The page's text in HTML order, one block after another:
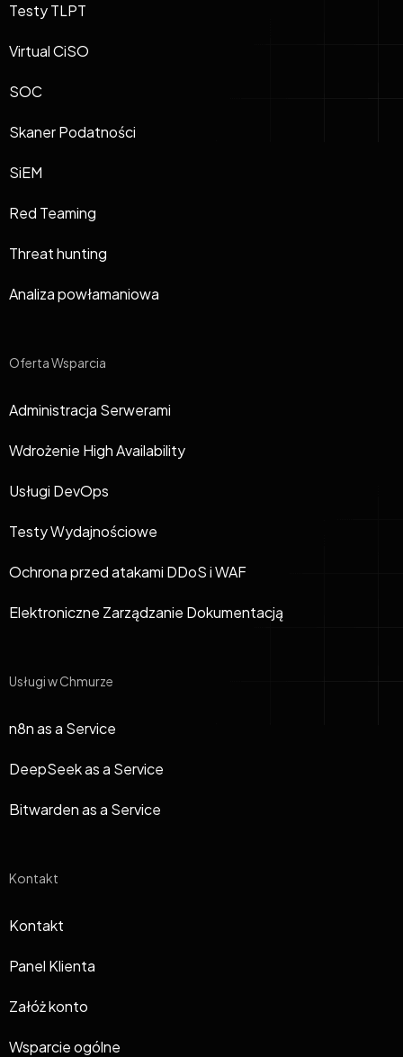
Testy TLPT
Virtual CiSO
SOC
Skaner Podatności
SiEM
Red Teaming
Threat hunting
Analiza powłamaniowa
Oferta Wsparcia
Administracja Serwerami
Wdrożenie High Availability
Usługi DevOps
Testy Wydajnościowe
Ochrona przed atakami DDoS i WAF
Elektroniczne Zarządzanie Dokumentacją
Usługi w Chmurze
n8n as a Service
DeepSeek as a Service
Bitwarden as a Service
Kontakt
Kontakt
Panel Klienta
Załóż konto
Wsparcie ogólne